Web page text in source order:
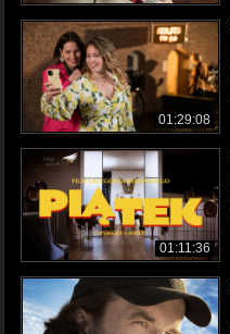
01:29:08
01:11:36